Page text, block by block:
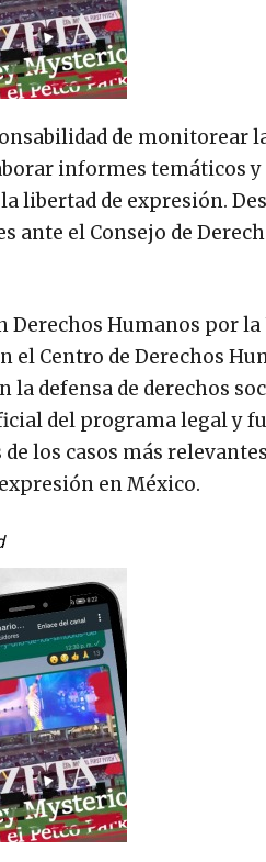
de monitorear
informes temáticos
libertad de expresión.
el Consejo de
Derechos Humanos por
el Centro de Derechos
la defensa de derechos
del programa legal y
los casos más
en México.